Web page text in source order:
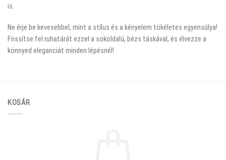
is.
Ne érje be kevesebbel, mint a stílus és a kényelem tökéletes egyensúlya!
Frissítse fel ruhatárát ezzel a sokoldalú, bézs táskával, és élvezze a
könnyed eleganciát minden lépésnél!
KOSÁR